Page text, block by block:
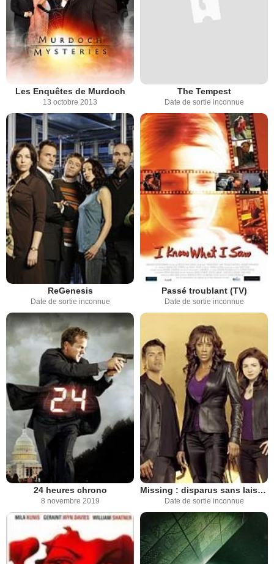
Les Enquêtes de Murdoch
13 octobre 2013
The Tempest
Date de sortie inconnue
ReGenesis
Date de sortie inconnue
Passé troublant (TV)
Date de sortie inconnue
24 heures chrono
8 novembre 2019
Missing : disparus sans laisser de trace
Date de sortie inconnue